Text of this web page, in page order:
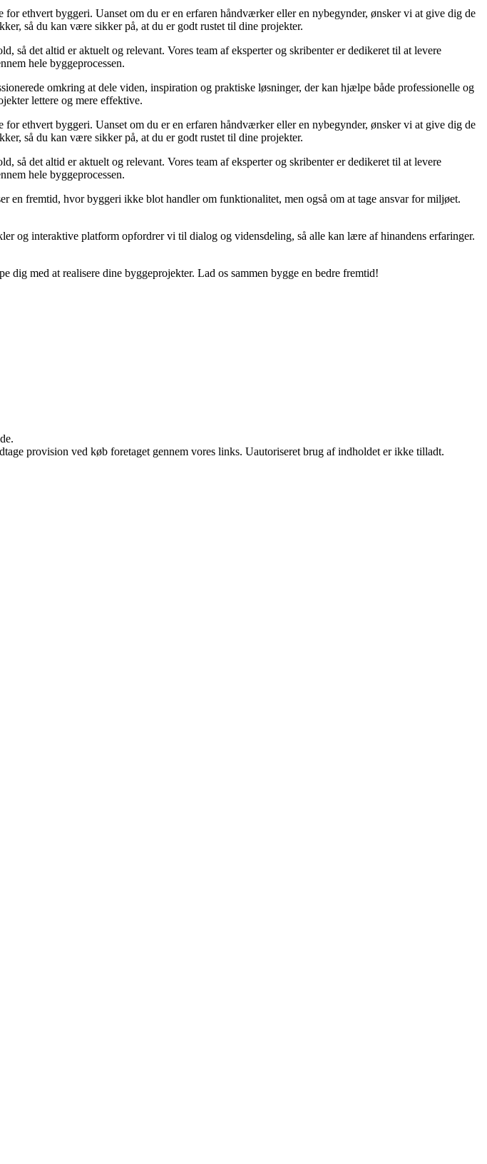
ethvert byggeri. Uanset om du er en erfaren håndværker eller en nybegynder, ønsker vi at give dig de
så du kan være sikker på, at du er godt rustet til dine projekter.
så det altid er aktuelt og relevant. Vores team af eksperter og skribenter er dedikeret til at levere
hele byggeprocessen.
omkring at dele viden, inspiration og praktiske løsninger, der kan hjælpe både professionelle og
lettere og mere effektive.
ethvert byggeri. Uanset om du er en erfaren håndværker eller en nybegynder, ønsker vi at give dig de
så du kan være sikker på, at du er godt rustet til dine projekter.
så det altid er aktuelt og relevant. Vores team af eksperter og skribenter er dedikeret til at levere
hele byggeprocessen.
fremtid, hvor byggeri ikke blot handler om funktionalitet, men også om at tage ansvar for miljøet.
og interaktive platform opfordrer vi til dialog og vidensdeling, så alle kan lære af hinandens erfaringer.
med at realisere dine byggeprojekter. Lad os sammen bygge en bedre fremtid!
provision ved køb foretaget gennem vores links. Uautoriseret brug af indholdet er ikke tilladt.